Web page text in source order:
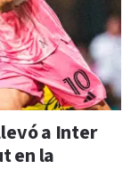
a Inter
en la